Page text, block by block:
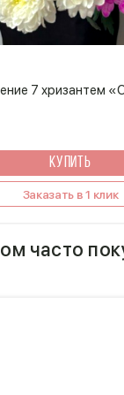
7 хризантем
КУПИТЬ
Заказать в 1 клик
часто